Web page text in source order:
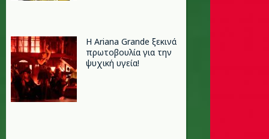
Η Ariana Grande ξεκινά
πρωτοβουλία για την
ψυχική υγεία!